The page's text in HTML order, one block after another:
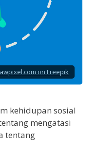
on Freepik
kehidupan sosial
mengatasi
tentang